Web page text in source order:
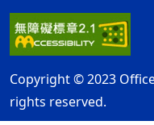
Copyright © 2023
rights reserved.